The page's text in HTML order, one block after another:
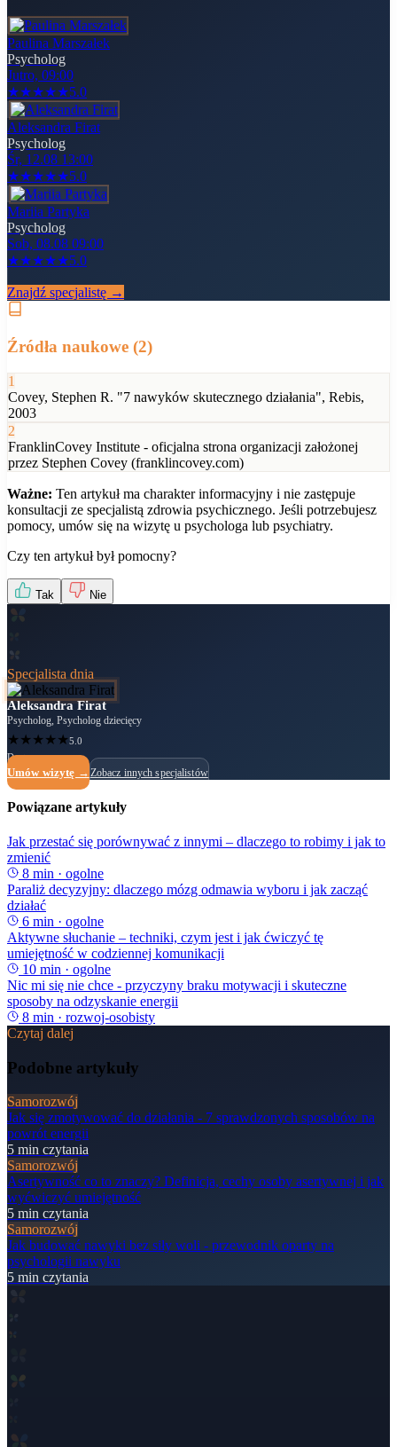
Paulina Marszałek
Psycholog
Jutro, 09:00
★★★★★5.0
Aleksandra Firat
Psycholog
Śr, 12.08 13:00
★★★★★5.0
Mariia Partyka
Psycholog
Sob, 08.08 09:00
★★★★★5.0
Znajdź specjalistę →
Źródła naukowe (2)
1
Covey, Stephen R. "7 nawyków skutecznego działania", Rebis,
2003
2
FranklinCovey Institute - oficjalna strona organizacji założonej
przez Stephen Covey (franklincovey.com)
Ważne: Ten artykuł ma charakter informacyjny i nie zastępuje
konsultacji ze specjalistą zdrowia psychicznego. Jeśli potrzebujesz
pomocy, umów się na wizytę u psychologa lub psychiatry.
Czy ten artykuł był pomocny?
Tak Nie
Specjalista dnia
Aleksandra Firat
Psycholog, Psycholog dziecięcy
★★★★★5.0
Dostępny
Umów wizytę → Zobacz innych specjalistów
Powiązane artykuły
Jak przestać się porównywać z innymi – dlaczego to robimy i jak to
zmienić
8 min · ogolne
Paraliż decyzyjny: dlaczego mózg odmawia wyboru i jak zacząć
działać
6 min · ogolne
Aktywne słuchanie – techniki, czym jest i jak ćwiczyć tę
umiejętność w codziennej komunikacji
10 min · ogolne
Nic mi się nie chce - przyczyny braku motywacji i skuteczne
sposoby na odzyskanie energii
8 min · rozwoj-osobisty
Czytaj dalej
Podobne artykuły
Samorozwój
Jak się zmotywować do działania - 7 sprawdzonych sposobów na
powrót energii
5 min czytania
Samorozwój
Asertywność co to znaczy? Definicja, cechy osoby asertywnej i jak
wyćwiczyć umiejętność
5 min czytania
Samorozwój
Jak budować nawyki bez siły woli - przewodnik oparty na
psychologii nawyku
5 min czytania